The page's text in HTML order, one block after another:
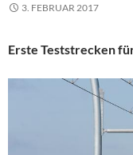
3. FEBRUAR 2017
Erste Teststrecken